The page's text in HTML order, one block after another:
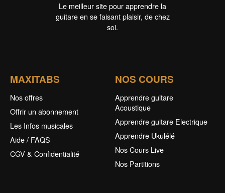
Le meilleur site pour apprendre la
guitare en se faisant plaisir, de chez
soi.
MAXITABS
Nos offres
Offrir un abonnement
Les Infos musicales
Aide / FAQS
CGV & Confidentialité
NOS COURS
Apprendre guitare
Acoustique
Apprendre guitare Electrique
Apprendre Ukulélé
Nos Cours Live
Nos Partitions